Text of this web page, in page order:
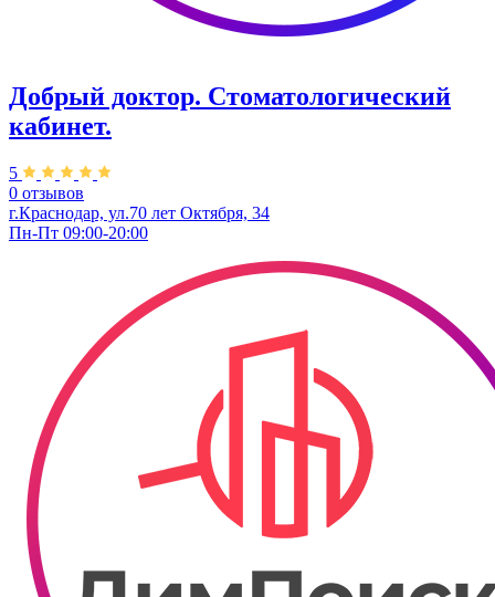
Добрый доктор. Стоматологический
кабинет.
5
0 отзывов
г.Краснодар, ул.70 лет Октября, 34
Пн-Пт 09:00-20:00